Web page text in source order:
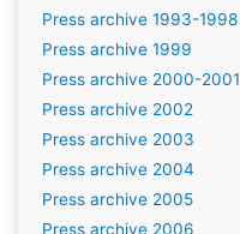
Press archive 1993-1998
Press archive 1999
Press archive 2000-2001
Press archive 2002
Press archive 2003
Press archive 2004
Press archive 2005
Press archive 2006